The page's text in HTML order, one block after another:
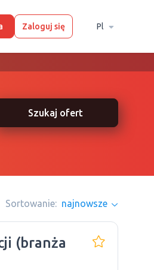
Zaloguj się Pl
Szukaj ofert
Sortowanie: najnowsze
(branża